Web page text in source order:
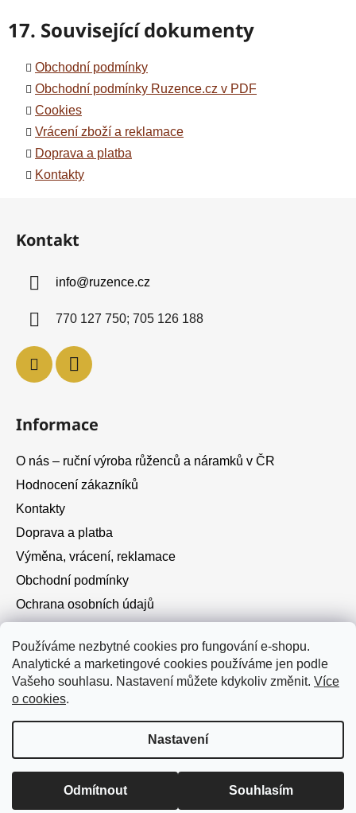
Používáme nezbytné cookies pro fungování e-shopu.
Analytické a marketingové cookies používáme jen podle
Vašeho souhlasu. Nastavení můžete kdykoliv změnit. Více
o cookies.
Nastavení
Odmítnout Souhlasím
Doprava zdarma od 750 Kč • Při platbě převodem dárek k
17. Související dokumenty
Obchodní podmínky
Obchodní podmínky Ruzence.cz v PDF
Cookies
Vrácení zboží a reklamace
Doprava a platba
Kontakty
Kontakt
info@ruzence.cz
770 127 750; 705 126 188
Informace
O nás – ruční výroba růženců a náramků v ČR
Hodnocení zákazníků
Kontakty
Doprava a platba
Výměna, vrácení, reklamace
Obchodní podmínky
Ochrana osobních údajů
Instagram
Vytvořil Shoptet
Copyright 2026Růžence a náramky. Všechna práva